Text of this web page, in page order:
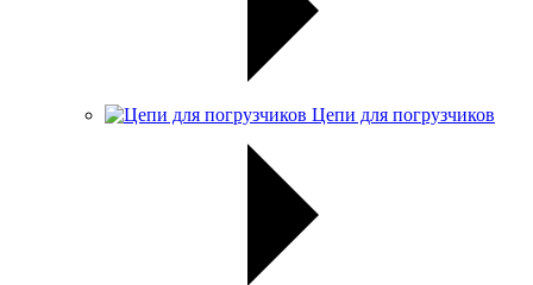
Цепи для погрузчиков